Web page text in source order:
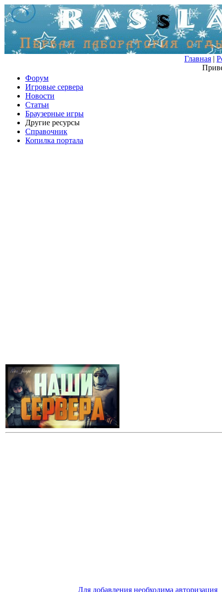
Главная |
Форум
Игровые сервера
Новости
Статьи
Браузерные игры
Другие ресурсы
Справочник
Копилка портала
Для добавления необходима авторизация